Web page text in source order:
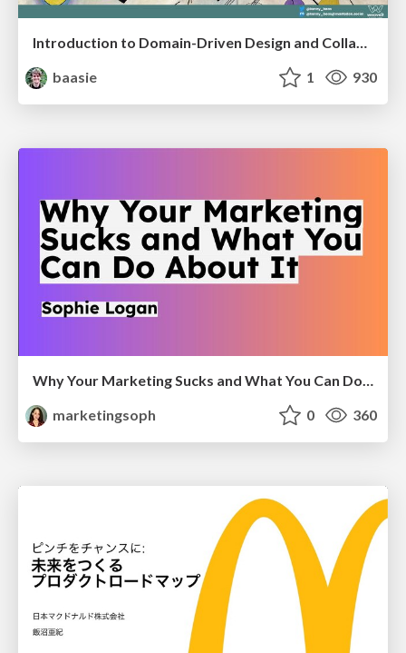
Introduction to Domain-Driven Design and Collaborative software design
baasie
1 930
Why Your Marketing Sucks and What You Can Do About It - Sophie Logan
marketingsoph
0 360